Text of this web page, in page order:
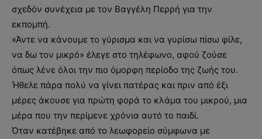
σχεδόν συνέχεια με τον Βαγγέλη Περρή για την
εκπομπή.
«Άντε να κάνουμε το γύρισμα και να γυρίσω πίσω φίλε,
να δω τον μικρό» έλεγε στο τηλέφωνο, αφού ζούσε
όπως λένε όλοι την πιο όμορφη περίοδο της ζωής του.
Ήθελε πάρα πολύ να γίνει πατέρας και πριν από έξι
μέρες άκουσε για πρώτη φορά το κλάμα του μικρού, μια
μέρα που την περίμενε χρόνια αυτό το παιδί.
Όταν κατέβηκε από το λεωφορείο σύμφωνα με